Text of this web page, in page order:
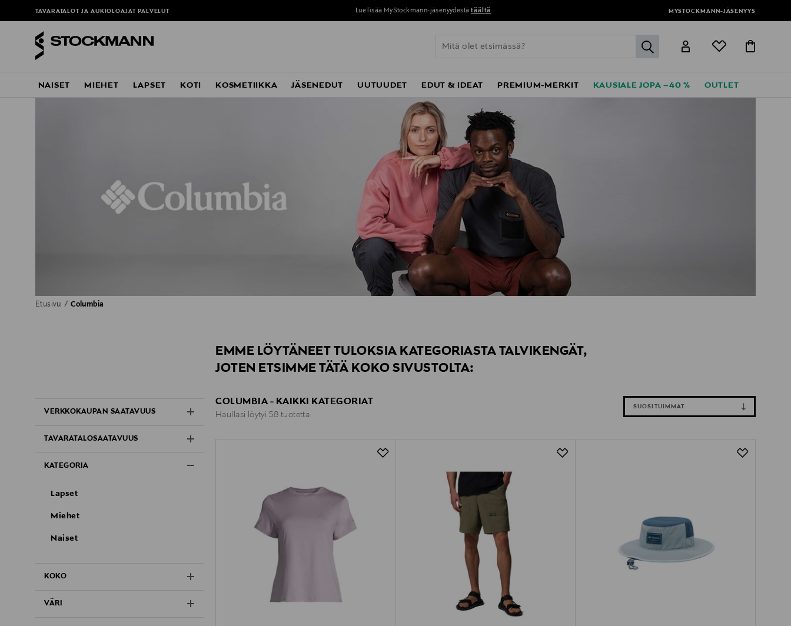
TAVARATALOT JA AUKIOLOAJAT PALVELUT Lue lisää MyStockmann-jäsenyydestä täältä MYSTOCKMANN-JÄSENYYS
label.header.go
NAISET MIEHET LAPSET KOTI KOSMETIIKKA JÄSENEDUT UUTUUDET EDUT & IDEAT PREMIUM-MERKIT KAUSIALE JOPA –40 % OUTLET
Etusivu Columbia
VERKKOKAUPAN SAATAVUUS
TAVARATALOSAATAVUUS
KATEGORIA
Lapset
Miehet
Naiset
KOKO
VÄRI
EMME LÖYTÄNEET TULOKSIA KATEGORIASTA TALVIKENGÄT,
JOTEN ETSIMME TÄTÄ KOKO SIVUSTOLTA:
COLUMBIA - KAIKKI KATEGORIAT
Haullasi löytyi 58 tuotetta
SUOSITUIMMAT